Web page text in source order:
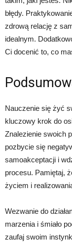
błędy.
zdrową relację z
idealnym.
Ci docenić to, co
Nauczenie się żyć
kluczowy krok do
Znalezienie swoich
pozbycie się
samoakceptacji i
procesu. Pamiętaj,
życiem i
Wezwanie do
marzenia i śmiało
zaufaj swoim